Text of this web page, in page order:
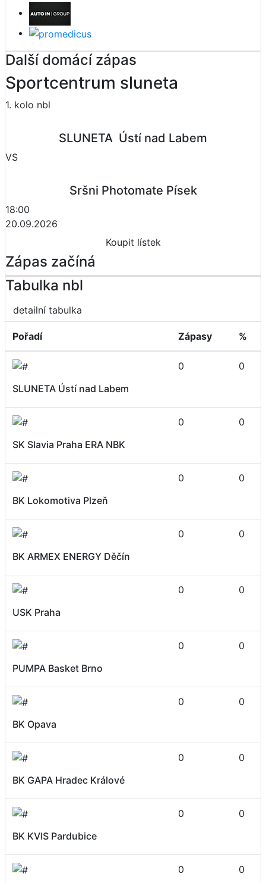
Další domácí zápas
Sportcentrum sluneta
1. kolo nbl
SLUNETA  Ústí nad Labem
VS
Sršni Photomate Písek
18:00
20.09.2026
Koupit lístek
Zápas začíná
Tabulka nbl
detailní tabulka
Pořadí Zápasy %
SLUNETA Ústí nad Labem
0 0
SK Slavia Praha ERA NBK
0 0
BK Lokomotiva Plzeň
0 0
BK ARMEX ENERGY Děčín
0 0
USK Praha
0 0
PUMPA Basket Brno
0 0
BK Opava
0 0
BK GAPA Hradec Králové
0 0
BK KVIS Pardubice
0 0
0 0